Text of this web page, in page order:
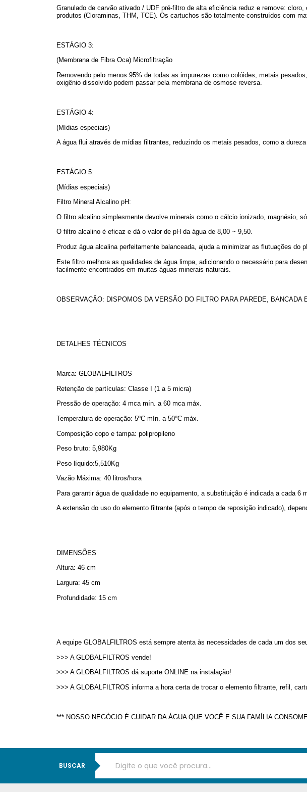
Granulado de carvão ativado / UDF pré-filtro de alta eficiência reduz e remove:
produtos (Cloraminas, THM, TCE). Os cartuchos são totalmente construídos com
ESTÁGIO 3:
(Membrana de Fibra Oca) Microfiltração
Removendo pelo menos 95% de todas as impurezas como colóides, metais
oxigênio dissolvido podem passar pela membrana de osmose reversa.
ESTÁGIO 4:
(Mídias especiais)
A água flui através de mídias filtrantes, reduzindo os metais pesados, como a
ESTÁGIO 5:
(Mídias especiais)
Filtro Mineral Alcalino pH:
O filtro alcalino simplesmente devolve minerais como o cálcio ionizado, magnésio,
O filtro alcalino é eficaz e dá o valor de pH da água de 8,00 ~ 9,50.
Produz água alcalina perfeitamente balanceada, ajuda a minimizar as flutuações do
Este filtro melhora as qualidades de água limpa, adicionando o necessário para
facilmente encontrados em muitas águas minerais naturais.
OBSERVAÇÃO: DISPOMOS DA VERSÃO DO FILTRO PARA PAREDE, BANCADA
DETALHES TÉCNICOS
Marca: GLOBALFILTROS
Retenção de partículas: Classe I (1 a 5 micra)
Pressão de operação: 4 mca mín. a 60 mca máx.
Temperatura de operação: 5ºC mín. a 50ºC máx.
Composição copo e tampa: polipropileno
Peso bruto: 5,980Kg
Peso líquido:5,510Kg
Vazão Máxima: 40 litros/hora
Para garantir água de qualidade no equipamento, a substituição é indicada a cada 6
A extensão do uso do elemento filtrante (após o tempo de reposição indicado),
DIMENSÕES
Altura: 46 cm
Largura: 45 cm
Profundidade: 15 cm
A equipe GLOBALFILTROS está sempre atenta às necessidades de cada um dos
>>> A GLOBALFILTROS vende!
>>> A GLOBALFILTROS dá suporte ONLINE na instalação!
>>> A GLOBALFILTROS informa a hora certa de trocar o elemento filtrante, refil,
*** NOSSO NEGÓCIO É CUIDAR DA ÁGUA QUE VOCÊ E SUA FAMÍLIA
BUSCAR